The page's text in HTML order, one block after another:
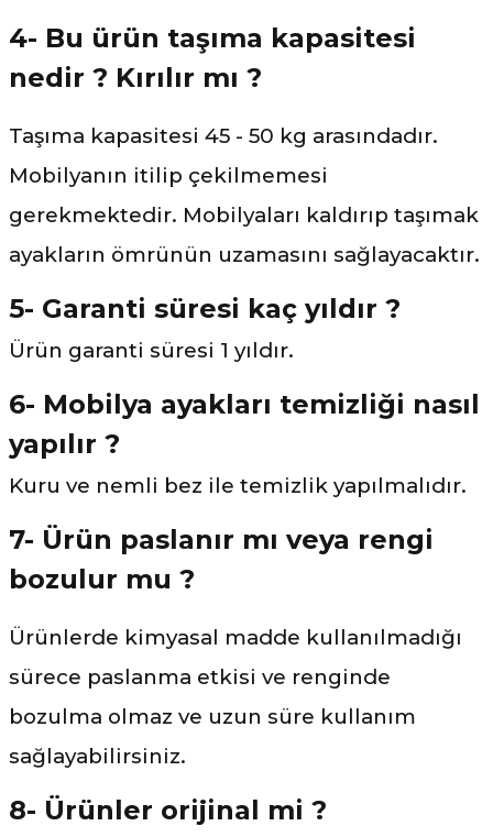
4- Bu ürün taşıma kapasitesi
nedir ? Kırılır mı ?
Taşıma kapasitesi 45 - 50 kg arasındadır.
Mobilyanın itilip çekilmemesi
gerekmektedir. Mobilyaları kaldırıp taşımak
ayakların ömrünün uzamasını sağlayacaktır.
5- Garanti süresi kaç yıldır ?
Ürün garanti süresi 1 yıldır.
6- Mobilya ayakları temizliği nasıl
yapılır ?
Kuru ve nemli bez ile temizlik yapılmalıdır.
7- Ürün paslanır mı veya rengi
bozulur mu ?
Ürünlerde kimyasal madde kullanılmadığı
sürece paslanma etkisi ve renginde
bozulma olmaz ve uzun süre kullanım
sağlayabilirsiniz.
8- Ürünler orijinal mi ?